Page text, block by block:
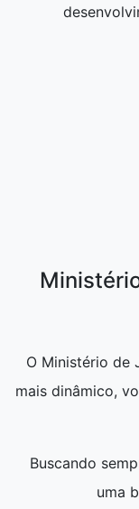
O Ministério de
mais dinâmico,
Buscando
uma